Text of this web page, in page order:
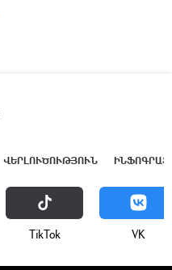
ՎԵՐԼՈՒԾՈՒԹՅՈՒՆ
ТikТоk VK